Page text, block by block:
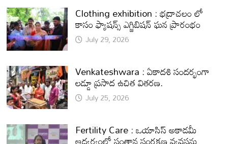
Clothing exhibition : భద్రాచలం లో
కాసం ఫ్యాషన్స్ ఎగ్జిబిషన్ ఘన ప్రారంభం
July 29, 2026
Venkateshwara : ఏకాదశి సందర్భంగా
లడ్డూ ప్రసాద ఉచిత వితరణ.
July 25, 2026
Fertility Care : ఒయాసిస్ అకాడమీ